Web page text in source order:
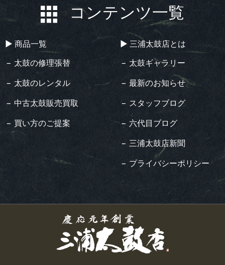
コンテンツ一覧
▶︎ 商品一覧
− 太鼓の修理張替
− 太鼓のレンタル
− 中古太鼓販売買取
− 買い方のご提案
▶︎ 三浦太鼓店とは
− 太鼓ギャラリー
− 最新のお知らせ
− スタッフブログ
− 六代目ブログ
− 三浦太鼓店新聞
− プライバシーポリシー